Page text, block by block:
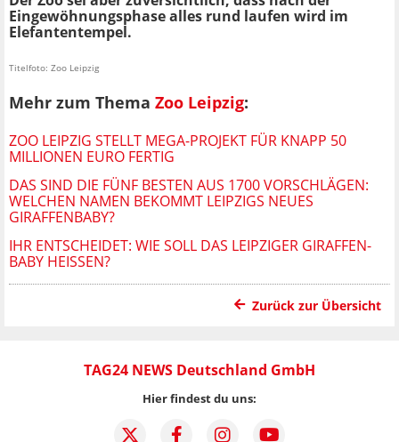
Eingewöhnungsphase alles rund laufen wird im
Elefantentempel.
Titelfoto: Zoo Leipzig
Mehr zum Thema Zoo Leipzig:
ZOO LEIPZIG STELLT MEGA-PROJEKT FÜR KNAPP 50
MILLIONEN EURO FERTIG
DAS SIND DIE FÜNF BESTEN AUS 1700 VORSCHLÄGEN:
WELCHEN NAMEN BEKOMMT LEIPZIGS NEUES
GIRAFFENBABY?
IHR ENTSCHEIDET: WIE SOLL DAS LEIPZIGER GIRAFFEN-
BABY HEISSEN?
Zurück zur Übersicht
TAG24 NEWS Deutschland GmbH
Hier findest du uns: